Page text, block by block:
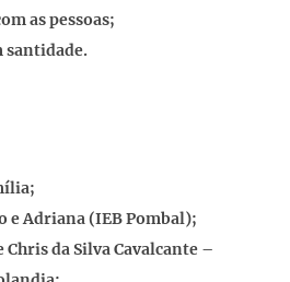
as pessoas;
santidade.
e Adriana (IEB Pombal);
Chris da Silva Cavalcante –